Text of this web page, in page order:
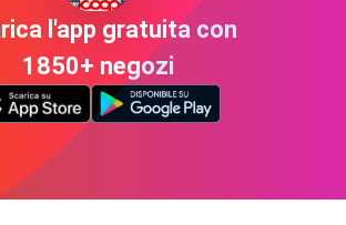
l'app gratuita con
1850+ negozi